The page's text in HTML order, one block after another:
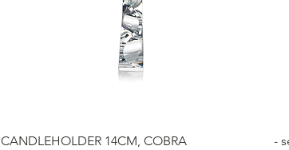
CANDLEHOLDER 14CM, COBRA
-